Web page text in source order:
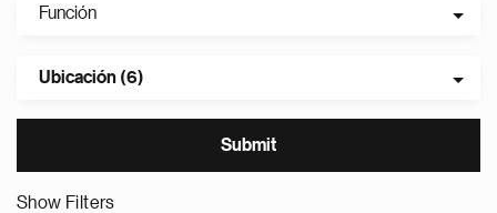
Función
Ubicación (6)
Show Filters